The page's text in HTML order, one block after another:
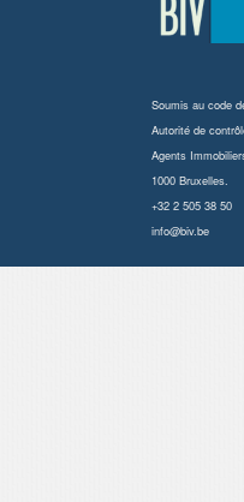
Soumis au code
Autorité de
Agents
1000 Bruxelles.
+32 2 505 38 50
info@biv.be